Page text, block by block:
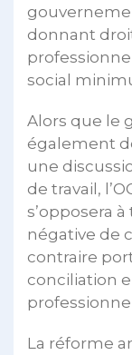
donnant
professionnel
social
Alors que le
également
une
de travail,
s’opposera
négative de
contraire
conciliation
La réforme